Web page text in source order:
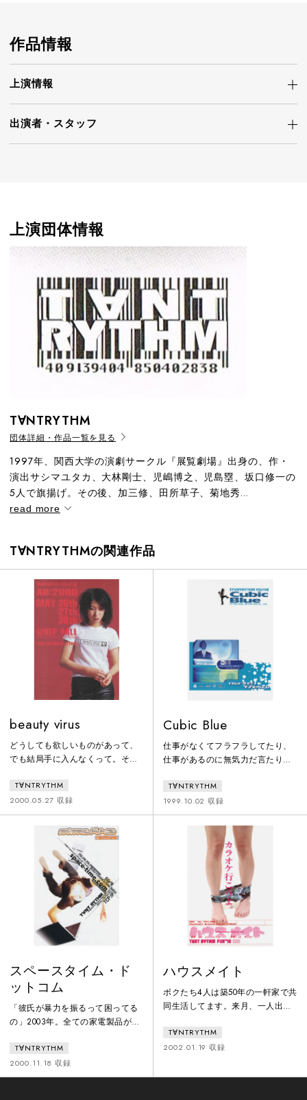
作品情報
上演情報
出演者・ スタッフ
上演団体情報
T∀NTRYTHM
団体詳細・作品一覧を見る
1997年、関西大学の演劇サークル『展覧劇場』出身の、作・
演出サシマユタカ、大林剛士、児嶋博之、児島塁、坂口修一の
5人で旗揚げ。その後、加三修、田所草子、菊地秀...
read more
T∀NTRYTHMの関連作品
beauty virus
どうしても欲しいものがあって、
でも結局手に入んなくって。そう
ね。だけど、その時の気持ちって
長続きしないんだよね。いったん
冷めちゃうとさ、もうどうでもい
いって言うかさ。でもスタイルだ
けは別。結局去年も手に入らなく
って、結局今年も欲しくなる。体
に太陽、心に栄養、ハンサムボデ
ィーが今年のルール。いろんなも
の脱ぎ捨てちゃって、夏を歩きに
行こうよ。
T∀NTRYTHM
2000.05.27 収録
Cubic Blue
仕事がなくてフラフラしてたり、
仕事があるのに無気力だ言たり、
人？政治？やっぱり日本経済？そ
んなことどうだっていい。誰でも
いい。ミトメテホシイ。ナマム
ギ・ナマゴメ・ナゴミのリズム安
らぎのあるサウンドに包まれて気
持ちよく生きていこうよ！
T∀NTRYTHM
1999.10.02 収録
スペースタイム・ド
ットコム
「彼氏が暴力を振るって困ってる
の」2003年。全ての家電製品が無
そんな時代。顧客からの電話にぬ
ぐい屋の精鋭たちが立ち上がっ
た。冷蔵庫をハッキング。温度を
T∀NTRYTHM
2000.11.18 収録
ハウスメイト
ボクたち4人は築50年の一軒家で共
同生活してます。来月、一人出て
ンターネットで募集、外資系の銀
行に勤めてる人からメールがきま
ーナショナルな職業に就いてるこ
T∀NTRYTHM
2002.01.19 収録